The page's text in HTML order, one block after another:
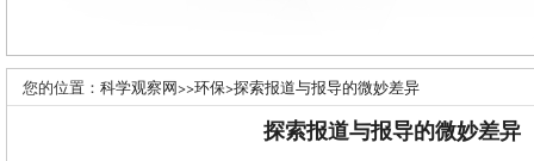
您的位置： 科学观察网>>环保>探索报道与报导的微妙差异
探索报道与报导的微妙差异